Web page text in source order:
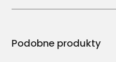
a
Podobne produkty